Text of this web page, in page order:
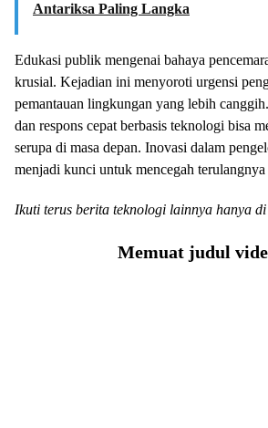
Antariksa Paling Langka
Edukasi publik mengenai bahaya
krusial. Kejadian ini menyoroti urgensi
pemantauan lingkungan yang lebih
dan respons cepat berbasis teknologi bisa
serupa di masa depan. Inovasi dalam
menjadi kunci untuk mencegah terulangnya
Ikuti terus berita teknologi lainnya hanya di
Memuat judul